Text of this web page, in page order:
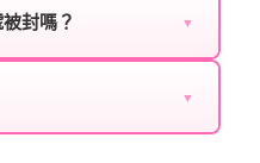
定活動，儲值最低6折
封嗎？ ▼
或異常儲值管道。您獲
▼